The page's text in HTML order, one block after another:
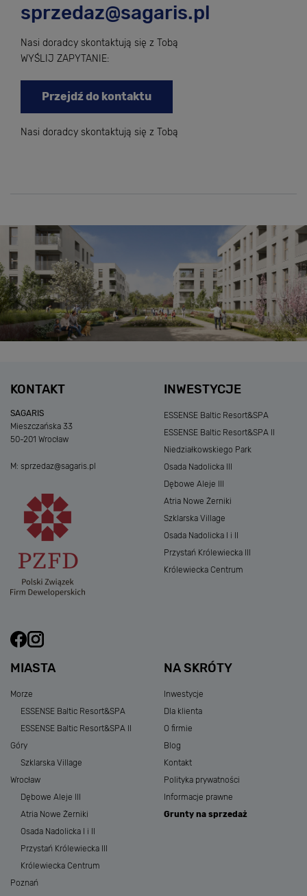
sprzedaz@sagaris.pl
Nasi doradcy skontaktują się z Tobą
WYŚLIJ ZAPYTANIE:
Przejdź do kontaktu
Nasi doradcy skontaktują się z Tobą
KONTAKT
SAGARIS
Mieszczańska 33
50-201 Wrocław
M: sprzedaz@sagaris.pl
INWESTYCJE
ESSENSE Baltic Resort&SPA
ESSENSE Baltic Resort&SPA II
Niedziałkowskiego Park
Osada Nadolicka III
Dębowe Aleje III
Atria Nowe Żerniki
Szklarska Village
Osada Nadolicka I i II
Przystań Królewiecka III
Królewiecka Centrum
MIASTA
Morze
ESSENSE Baltic Resort&SPA
ESSENSE Baltic Resort&SPA II
Góry
Szklarska Village
Wrocław
Dębowe Aleje III
Atria Nowe Żerniki
Osada Nadolicka I i II
Przystań Królewiecka III
Królewiecka Centrum
Poznań
NA SKRÓTY
Inwestycje
Dla klienta
O firmie
Blog
Kontakt
Polityka prywatności
Informacje prawne
Grunty na sprzedaż